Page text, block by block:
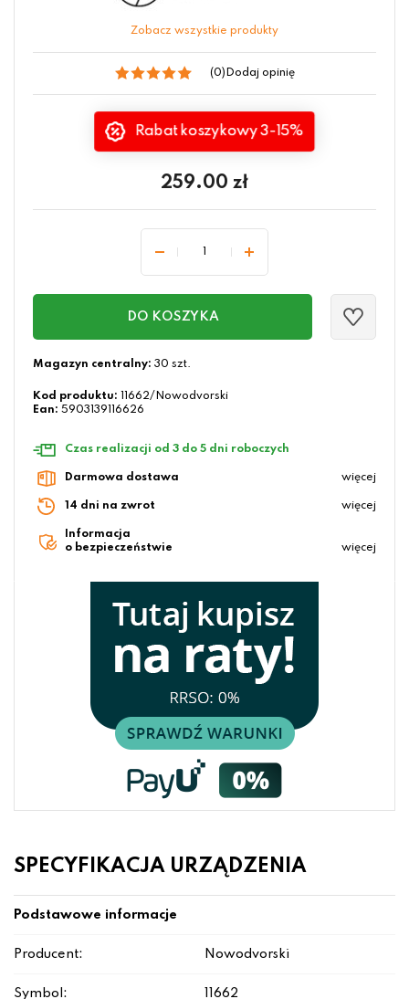
Zobacz wszystkie produkty
(0) Dodaj opinię
Rabat koszykowy 3-15%
259.00 zł
DO KOSZYKA
Magazyn centralny: 30 szt.
Kod produktu:
11662/Nowodvorski
Ean: 5903139116626
Czas realizacji od 3 do 5 dni roboczych
Darmowa dostawa więcej
14 dni na zwrot więcej
Informacja
o bezpieczeństwie
więcej
SPECYFIKACJA URZĄDZENIA
Podstawowe informacje
Producent: Nowodvorski
Symbol: 11662